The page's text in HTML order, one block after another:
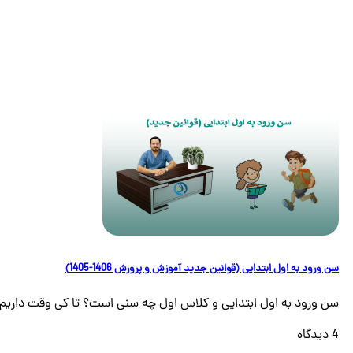
سن ورود به اول ابتدایی (قوانین جدید آموزش و پرورش 1406-1405)
سن ورود به اول ابتدایی و کلاس اول چه سنی است؟ تا کی وقت
4 دیدگاه